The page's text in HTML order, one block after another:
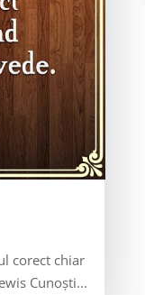
corect chiar
Cunoști...